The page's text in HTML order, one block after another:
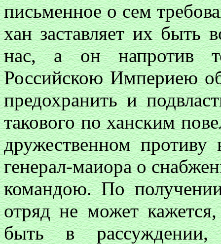
письменное о сем
хан заставляет их быть
нас, а он напротив
Российскою Империею
предохранить и
такового по ханским
дружественном противу
генерал-маиора о
командою. По
отряд не может
быть в рассуждении,